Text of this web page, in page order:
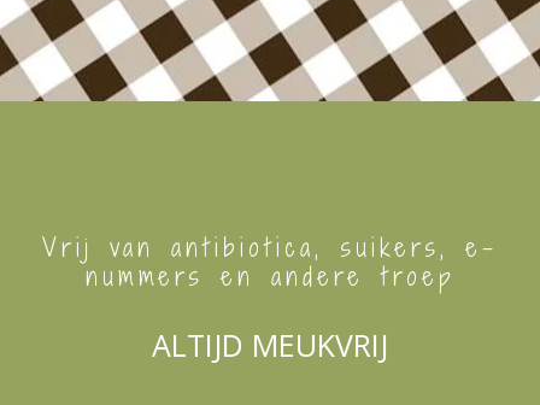
Vrij van antibiotica, suikers, e-
nummers en andere troep
ALTIJD MEUKVRIJ